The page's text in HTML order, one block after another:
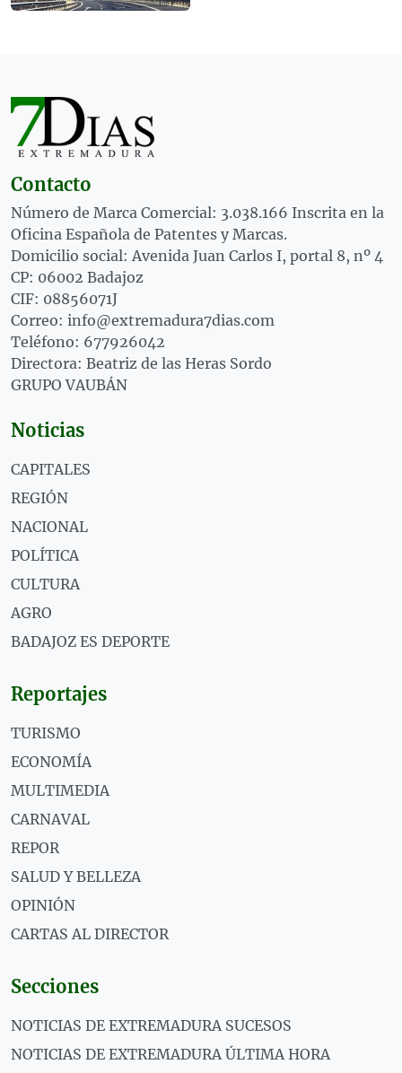
Contacto
Número de Marca Comercial: 3.038.166 Inscrita en la
Oficina Española de Patentes y Marcas.
Domicilio social: Avenida Juan Carlos I, portal 8, nº 4
CP: 06002 Badajoz
CIF: 08856071J
Correo: info@extremadura7dias.com
Teléfono: 677926042
Directora: Beatriz de las Heras Sordo
GRUPO VAUBÁN
Noticias
CAPITALES
REGIÓN
NACIONAL
POLÍTICA
CULTURA
AGRO
BADAJOZ ES DEPORTE
Reportajes
TURISMO
ECONOMÍA
MULTIMEDIA
CARNAVAL
REPOR
SALUD Y BELLEZA
OPINIÓN
CARTAS AL DIRECTOR
Secciones
NOTICIAS DE EXTREMADURA SUCESOS
NOTICIAS DE EXTREMADURA ÚLTIMA HORA